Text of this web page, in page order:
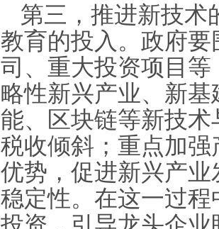
第三，推进新技术
教育的投入。政府
司、重大投资项目
略性新兴产业、新
能、区块链等新技
税收倾斜；重点加
优势，促进新兴产
稳定性。在这一过